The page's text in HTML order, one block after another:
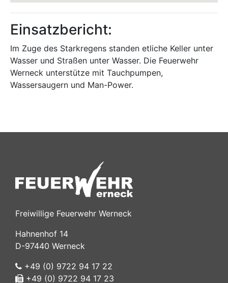
Einsatzbericht:
Im Zuge des Starkregens standen etliche Keller unter
Wasser und Straßen unter Wasser. Die Feuerwehr
Werneck unterstütze mit Tauchpumpen,
Wassersaugern und Man-Power.
Freiwillige Feuerwehr Werneck
Hahnenhof 14
D-97440 Werneck
+49 (0) 9722 94 17 22
+49 (0) 9722 94 17 23